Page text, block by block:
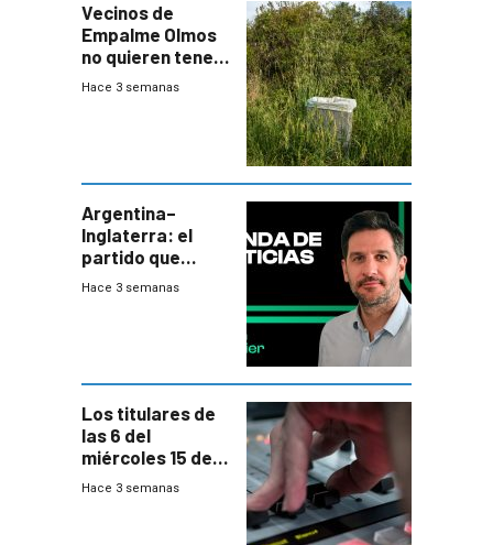
Vecinos de
Empalme Olmos
no quieren tener
cerca una planta
departamental
Hace 3 semanas
Argentina–
Inglaterra: el
partido que
nunca termina
Hace 3 semanas
Los titulares de
las 6 del
miércoles 15 de
julio de 2026
Hace 3 semanas